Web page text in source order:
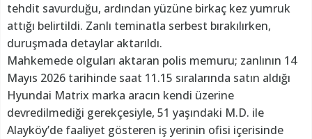
tehdit savurduğu, ardından yüzüne birkaç kez yumruk
attığı belirtildi. Zanlı teminatla serbest bırakılırken,
duruşmada detaylar aktarıldı.
Mahkemede olguları aktaran polis memuru; zanlının 14
Mayıs 2026 tarihinde saat 11.15 sıralarında satın aldığı
Hyundai Matrix marka aracın kendi üzerine
devredilmediği gerekçesiyle, 51 yaşındaki M.D. ile
Alayköy’de faaliyet gösteren iş yerinin ofisi içerisinde